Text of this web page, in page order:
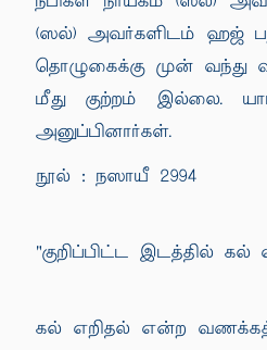
(ஸல்) அவர்களிடம் ஹஜ்
தொழுகைக்கு முன்
மீது குற்றம் இல்லை.
அனுப்பினார்கள்.
நூல் : நஸாயீ 2994
"குறிப்பிட்ட இடத்தில்
கல் எறிதல் என்ற